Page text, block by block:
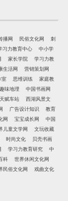
播网 民俗文化网
刺
习力教育中心
中小学
家长学院
学习力教
生活网
营销策划网
室 思维训练
家庭教
趣味地理
中国书画网
天赋车站
西湖风景文
广告设计知识
教育
网 宝宝成长网
中国
儿童文学网
文玩收藏
时尚文化
贝壳书画
学习力教育研究
中
科
世界休闲文化网
民俗文化网
戏曲文化